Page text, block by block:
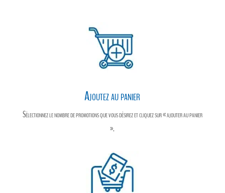
Ajoutez au panier
Sélectionnez le nombre de promotions que vous désirez et cliquez sur « ajouter au panier
».